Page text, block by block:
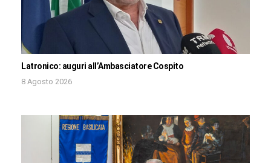
Latronico: auguri all’Ambasciatore Cospito
8 Agosto 2026